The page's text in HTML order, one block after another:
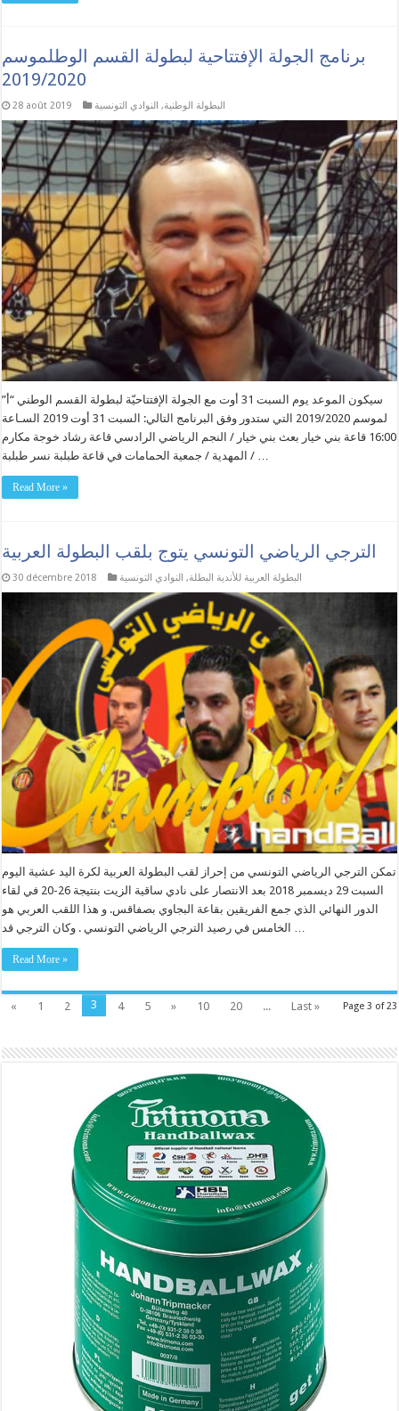
برنامج الجولة الإفتتاحية لبطولة القسم الوطلموسم
2019/2020
28 août 2019 البطولة الوطنية, النوادي التونسية
سيكون الموعد يوم السبت 31 أوت مع الجولة الإفتتاحيّة لبطولة القسم الوطني “أ”
لموسم 2019/2020 التي ستدور وفق البرنامج التالي: السبت 31 أوت 2019 السـاعة
16:00 قاعة بني خيار بعث بني خيار / النجم الرياضي الرادسي قاعة رشاد خوجة مكارم
المهدية / جمعية الحمامات في قاعة طبلبة نسر طبلبة / …
Read More »
الترجي الرياضي التونسي يتوج بلقب البطولة العربية
30 décembre 2018 البطولة العربية للأندية البطلة, النوادي التونسية
تمكن الترجي الرياضي التونسي من إحراز لقب البطولة العربية لكرة اليد عشية اليوم
السبت 29 ديسمبر 2018 بعد الانتصار على نادي ساقية الزيت بنتيجة 26-20 في لقاء
الدور النهائي الذي جمع الفريقين بقاعة البجاوي بصفاقس. و هذا اللقب العربي هو
الخامس في رصيد الترجي الرياضي التونسي . وكان الترجي قد …
Read More »
Page 3 of 23
« 1 2 3 4 5 » 10 20 ... Last »